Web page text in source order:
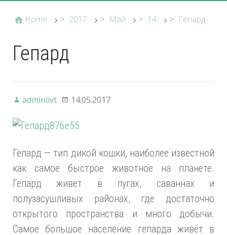
Home > 2017 > Май > 14 > Гепард
Гепард
adminlivt 14.05.2017
Гепард — тип дикой кошки, наиболее известной
как самое быстрое животное на планете.
Гепард живет в лугах, саваннах и
полузасушливых районах, где достаточно
открытого пространства и много добычи.
Самое большое население гепарда живет в